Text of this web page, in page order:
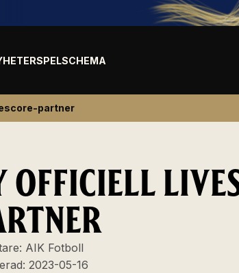
SPELSCHEMA
partner
OFFICIELL
AIK Fotboll
2023-05-16